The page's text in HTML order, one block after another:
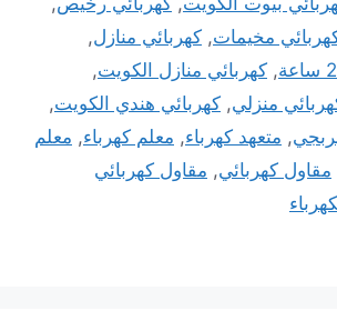
مخيمات, كهربائي منازل,
, كهربائي منازل الكويت,
منزلي, كهربائي هندي الكويت,
, متعهد كهرباء, معلم كهرباء, معلم
مقاول كهربائي, مقاول كهربائي